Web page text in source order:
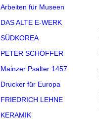
Arbeiten für Museen
DAS ALTE E-WERK
SÜDKOREA
PETER SCHÖFFER
Mainzer Psalter 1457
Drucker für Europa
FRIEDRICH LEHNE
KERAMIK